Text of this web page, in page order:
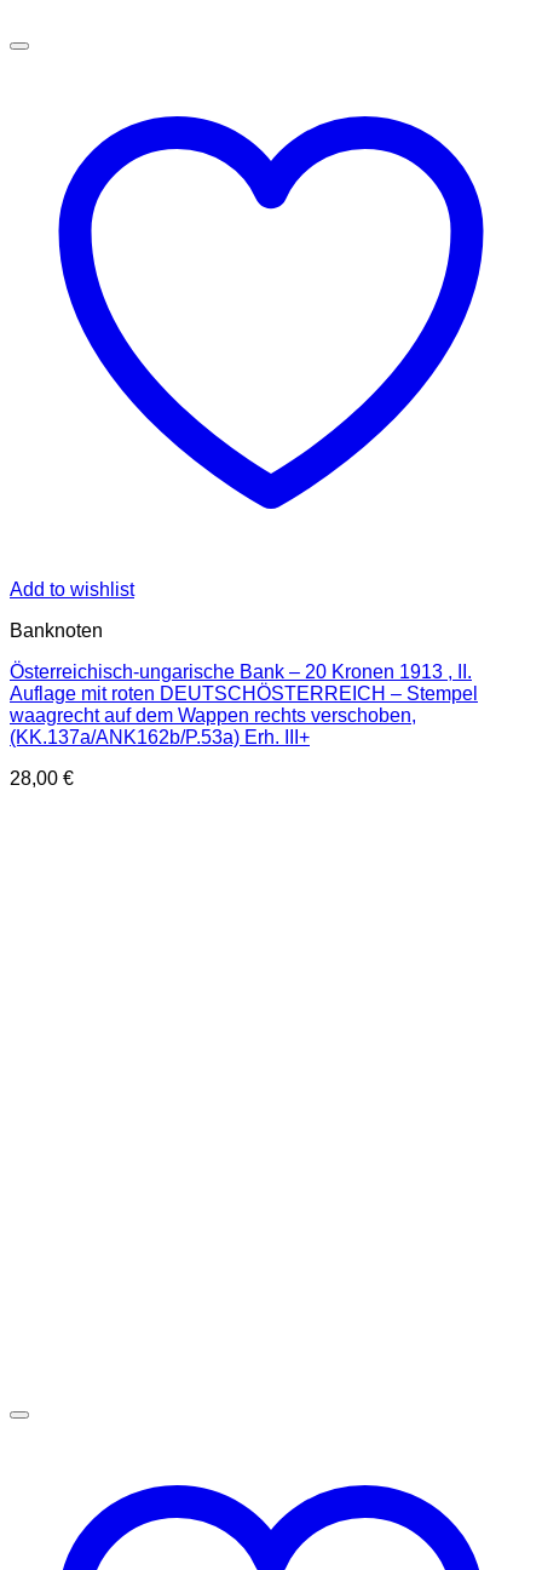
Add to wishlist
Banknoten
Österreichisch-ungarische Bank – 20 Kronen 1913 , II.
Auflage mit roten DEUTSCHÖSTERREICH – Stempel
waagrecht auf dem Wappen rechts verschoben,
(KK.137a/ANK162b/P.53a) Erh. III+
28,00 €